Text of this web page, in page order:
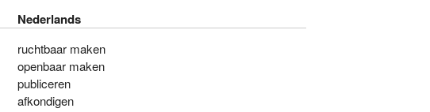
Nederlands
ruchtbaar maken
openbaar maken
publiceren
afkondigen